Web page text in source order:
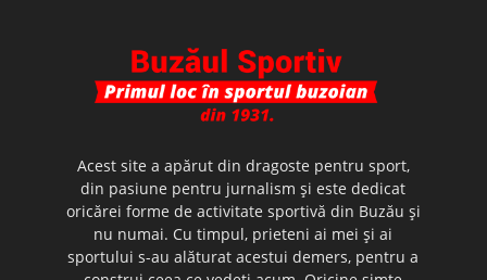
Acest site a apărut din dragoste pentru sport,
din pasiune pentru jurnalism şi este dedicat
oricărei forme de activitate sportivă din Buzău şi
nu numai. Cu timpul, prieteni ai mei şi ai
sportului s-au alăturat acestui demers, pentru a